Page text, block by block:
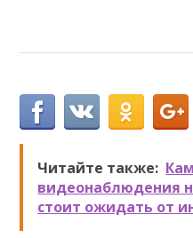
Читайте также:
видеонаблюдения
стоит ожидать от